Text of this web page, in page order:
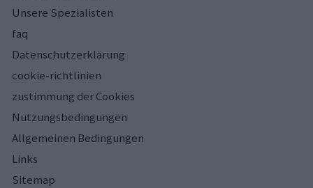
Unsere Spezialisten
faq
Datenschutzerklärung
cookie-richtlinien
zustimmung der Cookies
Nutzungsbedingungen
Allgemeinen Bedingungen
Links
Sitemap